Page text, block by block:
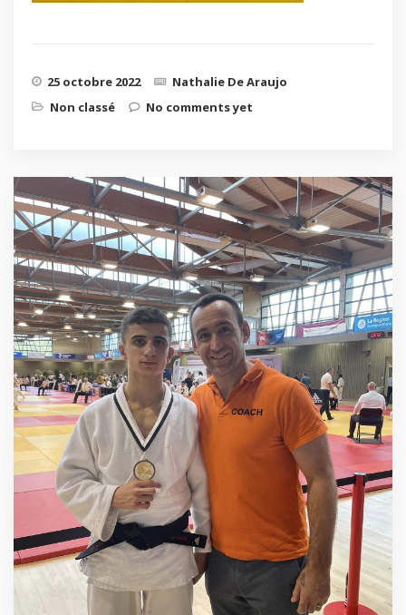
25 octobre 2022
Nathalie De Araujo
Non classé
No comments yet